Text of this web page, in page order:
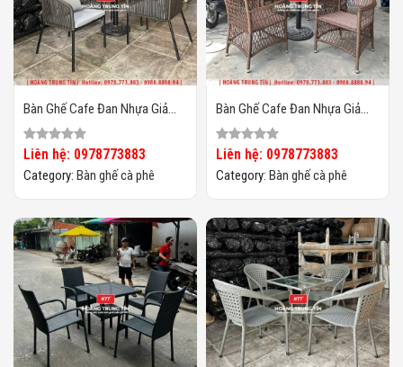
Bàn Ghế Cafe Đan Nhựa Giả
Mây HTT-054
Liên hệ: 0978773883
Category: Bàn ghế cà phê
Bàn Ghế Cafe Đan Nhựa Giả
Mây HTT-053
Liên hệ: 0978773883
Category: Bàn ghế cà phê